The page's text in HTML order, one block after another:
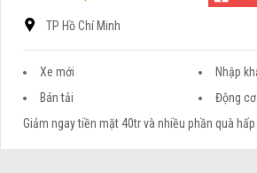
TP Hồ Chí Minh
Xe mới
Nhập
Bán tải
Động
Giảm ngay tiền mặt 40tr và nhiều phần quà